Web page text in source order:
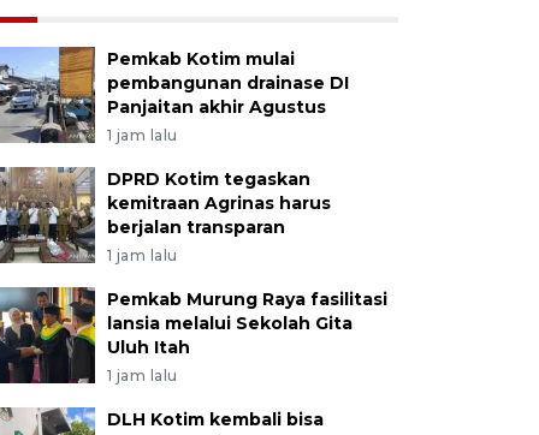
Pemkab Kotim mulai
pembangunan drainase DI
Panjaitan akhir Agustus
1 jam lalu
DPRD Kotim tegaskan
kemitraan Agrinas harus
berjalan transparan
1 jam lalu
Pemkab Murung Raya fasilitasi
lansia melalui Sekolah Gita
Uluh Itah
1 jam lalu
DLH Kotim kembali bisa